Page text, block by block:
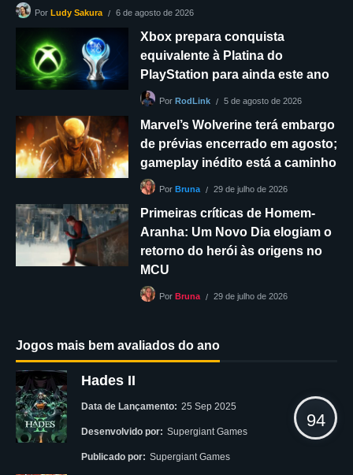
Por Ludy Sakura 6 de agosto de 2026
Xbox prepara conquista
equivalente à Platina do
PlayStation para ainda este ano
Por RodLink 5 de agosto de 2026
Marvel’s Wolverine terá embargo
de prévias encerrado em agosto;
gameplay inédito está a caminho
Por Bruna 29 de julho de 2026
Primeiras críticas de Homem-
Aranha: Um Novo Dia elogiam o
retorno do herói às origens no
MCU
Por Bruna 29 de julho de 2026
Jogos mais bem avaliados do ano
Hades II
Data de Lançamento: 25 Sep 2025
Desenvolvido por: Supergiant Games
Publicado por: Supergiant Games
94